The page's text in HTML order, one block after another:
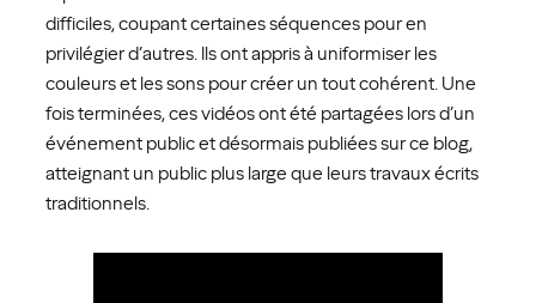
difficiles, coupant certaines séquences pour en
privilégier d’autres. Ils ont appris à uniformiser les
couleurs et les sons pour créer un tout cohérent. Une
fois terminées, ces vidéos ont été partagées lors d’un
événement public et désormais publiées sur ce blog,
atteignant un public plus large que leurs travaux écrits
traditionnels.